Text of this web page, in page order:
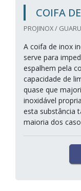
COIFA
PROJINOX /
A coifa de inox
serve para
espalhem pela
capacidade de
quase que
inoxidável
esta substância
maioria dos